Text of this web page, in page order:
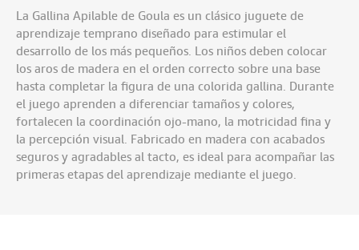
La Gallina Apilable de Goula es un clásico juguete de
aprendizaje temprano diseñado para estimular el
desarrollo de los más pequeños. Los niños deben colocar
los aros de madera en el orden correcto sobre una base
hasta completar la figura de una colorida gallina. Durante
el juego aprenden a diferenciar tamaños y colores,
fortalecen la coordinación ojo-mano, la motricidad fina y
la percepción visual. Fabricado en madera con acabados
seguros y agradables al tacto, es ideal para acompañar las
primeras etapas del aprendizaje mediante el juego.